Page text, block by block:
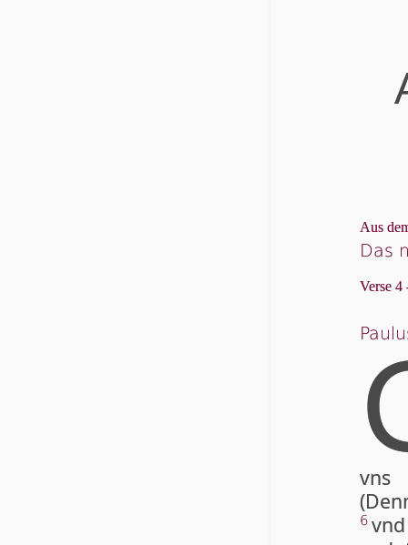
Aus
Das
Verse 4
vns
6